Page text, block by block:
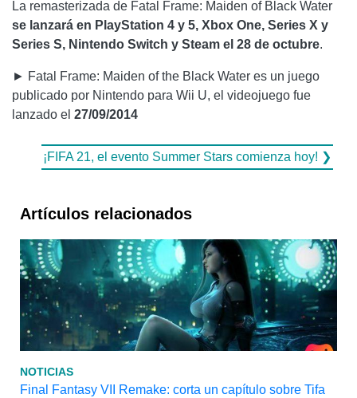
La remasterizada de Fatal Frame: Maiden of Black Water
se lanzará en PlayStation 4 y 5, Xbox One, Series X y
Series S, Nintendo Switch y Steam el 28 de octubre.
► Fatal Frame: Maiden of the Black Water es un juego
publicado por Nintendo para Wii U, el videojuego fue
lanzado el 27/09/2014
¡FIFA 21, el evento Summer Stars comienza hoy! ❯
Artículos relacionados
NOTICIAS
Final Fantasy VII Remake: corta un capítulo sobre Tifa